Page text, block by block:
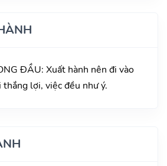
ĐẦU: Xuất hành nên đi vào
thắng lợi, việc đều như ý.